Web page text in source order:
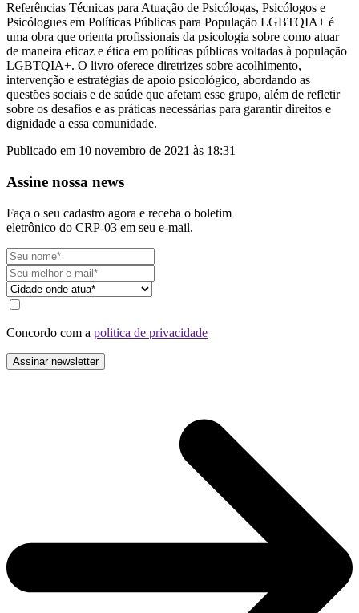
Referências Técnicas para Atuação de Psicólogas, Psicólogos e
Psicólogues em Políticas Públicas para População LGBTQIA+ é
uma obra que orienta profissionais da psicologia sobre como atuar
de maneira eficaz e ética em políticas públicas voltadas à população
LGBTQIA+. O livro oferece diretrizes sobre acolhimento,
intervenção e estratégias de apoio psicológico, abordando as
questões sociais e de saúde que afetam esse grupo, além de refletir
sobre os desafios e as práticas necessárias para garantir direitos e
dignidade a essa comunidade.
Publicado em 10 novembro de 2021 às 18:31
Assine nossa news
Faça o seu cadastro agora e receba o boletim
eletrônico do CRP-03 em seu e-mail.
Concordo com a politica de privacidade